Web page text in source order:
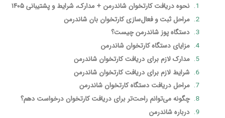
نحوه دریافت کارتخوان شاندرمن + مدارک، شرایط و پشتیبانی ۱۴۰۵
مراحل ثبت و فعال‌سازی کارتخوان بان شاندرمن
دستگاه پوز شاندرمن چیست؟
مزایای دستگاه کارتخوان شاندرمن
مدارک لازم برای دریافت کارتخوان شاندرمن
شرایط لازم برای دریافت کارتخوان شاندرمن
مراحل دریافت دستگاه کارتخوان شاندرمن
چگونه می‌توانم راحت‌تر برای دریافت کارتخوان درخواست دهم؟
درباره شاندرمن